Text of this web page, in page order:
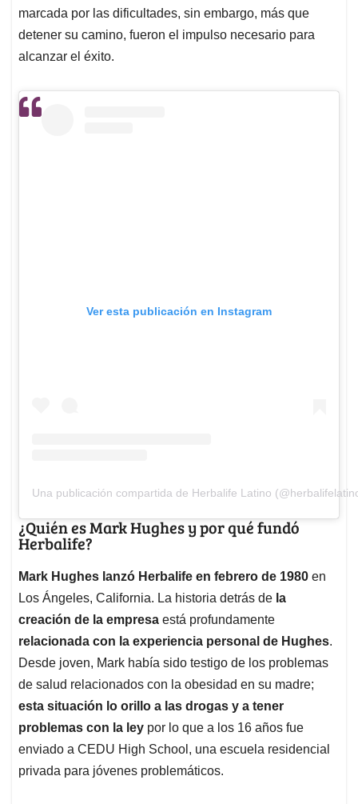
marcada por las dificultades, sin embargo, más que
detener su camino, fueron el impulso necesario para
alcanzar el éxito.
Ver esta publicación en Instagram
Una publicación compartida de Herbalife Latino
¿Quién es Mark Hughes y por qué fundó
Herbalife?
Mark Hughes lanzó Herbalife en febrero de 1980 en
Los Ángeles, California. La historia detrás de la
creación de la empresa está profundamente
relacionada con la experiencia personal de Hughes.
Desde joven, Mark había sido testigo de los problemas
de salud relacionados con la obesidad en su madre;
esta situación lo orillo a las drogas y a tener
problemas con la ley por lo que a los 16 años fue
enviado a CEDU High School, una escuela residencial
privada para jóvenes problemáticos.